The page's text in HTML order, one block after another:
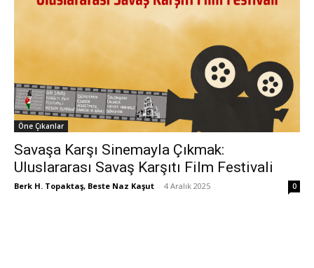
Öne Çıkanlar
Savaşa Karşı Sinemayla Çıkmak:
Uluslararası Savaş Karşıtı Film Festivali
Berk H. Topaktaş, Beste Naz Kaşut - 4 Aralık 2025 0